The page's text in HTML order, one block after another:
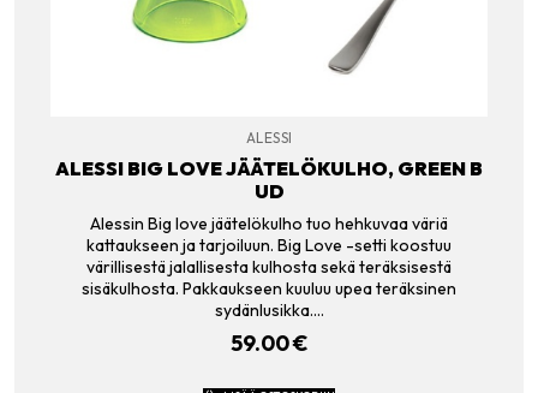
ALESSI
ALESSI BIG LOVE JÄÄTELÖKULHO, GREEN B
UD
Alessin Big love jäätelökulho tuo hehkuvaa väriä
kattaukseen ja tarjoiluun. Big Love -setti koostuu
värillisestä jalallisesta kulhosta sekä teräksisestä
sisäkulhosta. Pakkaukseen kuuluu upea teräksinen
sydänlusikka.…
59.00€